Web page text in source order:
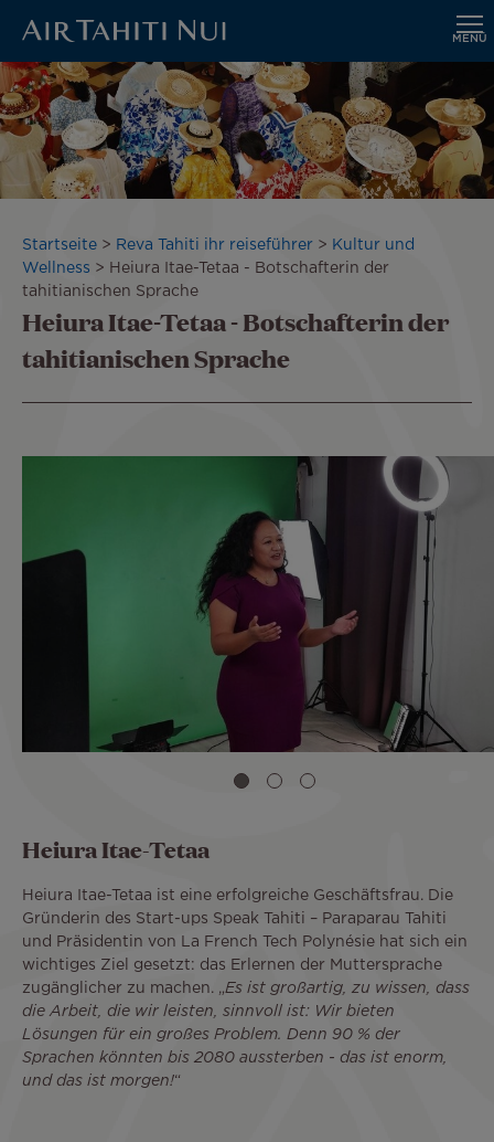
Zum
Hauptinhalt
wechseln
MENÜ
Pfadnavigation
Startseite Reva Tahiti ihr reiseführer
Kultur und
Wellness
Heiura Itae-Tetaa - Botschafterin der
tahitianischen Sprache
Heiura Itae-Tetaa - Botschafterin der
tahitianischen Sprache
Heiura Itae-Tetaa
Heiura Itae-Tetaa ist eine erfolgreiche Geschäftsfrau. Die
Gründerin des Start-ups Speak Tahiti – Paraparau Tahiti
und Präsidentin von La French Tech Polynésie hat sich ein
wichtiges Ziel gesetzt: das Erlernen der Muttersprache
zugänglicher zu machen. „Es ist großartig, zu wissen, dass
die Arbeit, die wir leisten, sinnvoll ist: Wir bieten
Lösungen für ein großes Problem. Denn 90 % der
Sprachen könnten bis 2080 aussterben - das ist enorm,
und das ist morgen!“